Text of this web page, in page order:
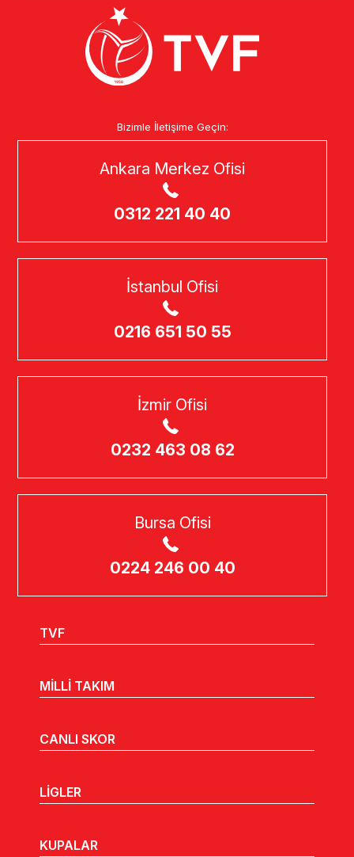
Bizimle İletişime Geçin:
Ankara Merkez Ofisi
0312 221 40 40
İstanbul Ofisi
0216 651 50 55
İzmir Ofisi
0232 463 08 62
Bursa Ofisi
0224 246 00 40
TVF
MİLLİ TAKIM
CANLI SKOR
LİGLER
KUPALAR